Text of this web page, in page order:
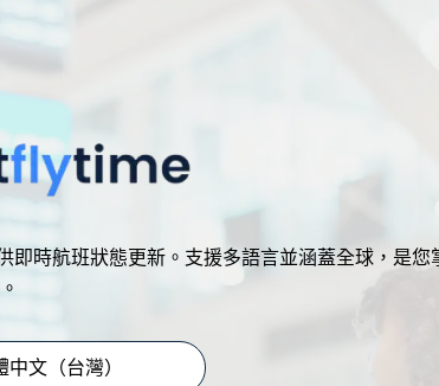
航班狀態更新。支援多語言並涵蓋全球，是您
文（台灣）